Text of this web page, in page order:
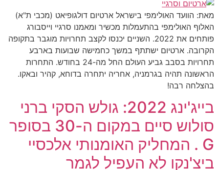
מאת: הוועד האולימפי בישראל ארטיום דולגופיאט (מכבי ת"א)
האלוף האולימפי בהתעמלות מכשיר ומאמנו סרגיי וייסבורג
פותחים את 2022. השניים יכנסו לקצב תחרויות מוגבר בתקופה
הקרובה. ארטיום ישתתף במשך כחמישה שבועות בארבע
תחרויות בסבב גביע העולם החל מה-24 בחודש. התחרות
הראשונה תהיה בגרמניה, אחריה יתחרה בדוחא, קהיר ובאקו.
בהצלחה רבה!
בייג'ינג 2022: גולש הסקי ברני
סולוש סיים במקום ה-30 בסופר
G . המחליק האומנותי אלכסיי
ביצ'נקו לא העפיל לגמר